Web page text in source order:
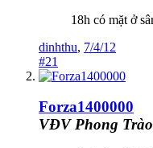
18h có mặt ở
dinhthu, 7/4/12
#21
Forza1400000
VĐV Phong Trào